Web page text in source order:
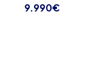
9.990€